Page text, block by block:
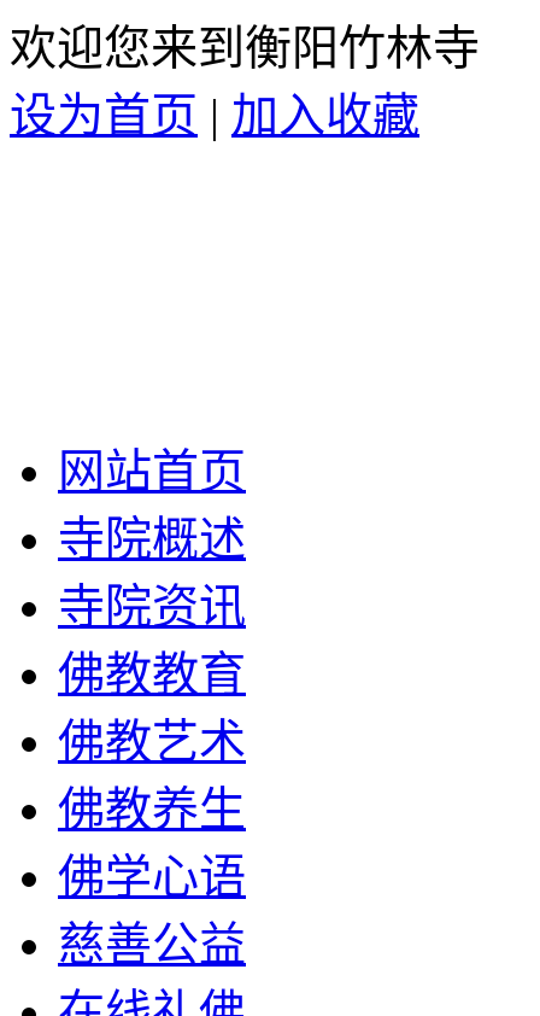
欢迎您来到衡阳竹林寺
设为首页 | 加入收藏
网站首页
寺院概述
寺院资讯
佛教教育
佛教艺术
佛教养生
佛学心语
慈善公益